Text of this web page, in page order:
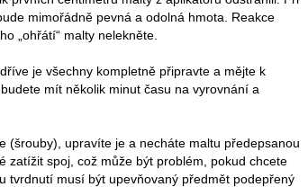
mimořádně pevná a odolná hmota. Reakce
„ohřátí“ malty nelekněte.
je všechny kompletně připravte a mějte k
budete mít několik minut času na vyrovnání a
(šrouby), upravíte je a necháte maltu předepsanou
zatížit spoj, což může být problém, pokud chcete
tvrdnutí musí být upevňovaný předmět podepřený